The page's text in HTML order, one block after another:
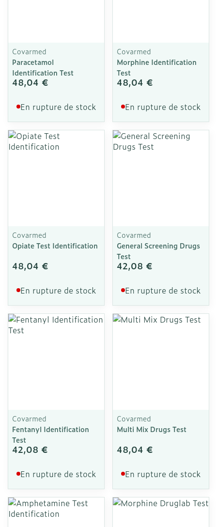
Covarmed
Paracetamol
Identification Test
48,04 €
En rupture de stock
Covarmed
Morphine Identification
Test
48,04 €
En rupture de stock
Covarmed
Opiate Test Identification
48,04 €
En rupture de stock
Covarmed
General Screening Drugs
Test
42,08 €
En rupture de stock
Covarmed
Fentanyl Identification
Test
42,08 €
En rupture de stock
Covarmed
Multi Mix Drugs Test
48,04 €
En rupture de stock